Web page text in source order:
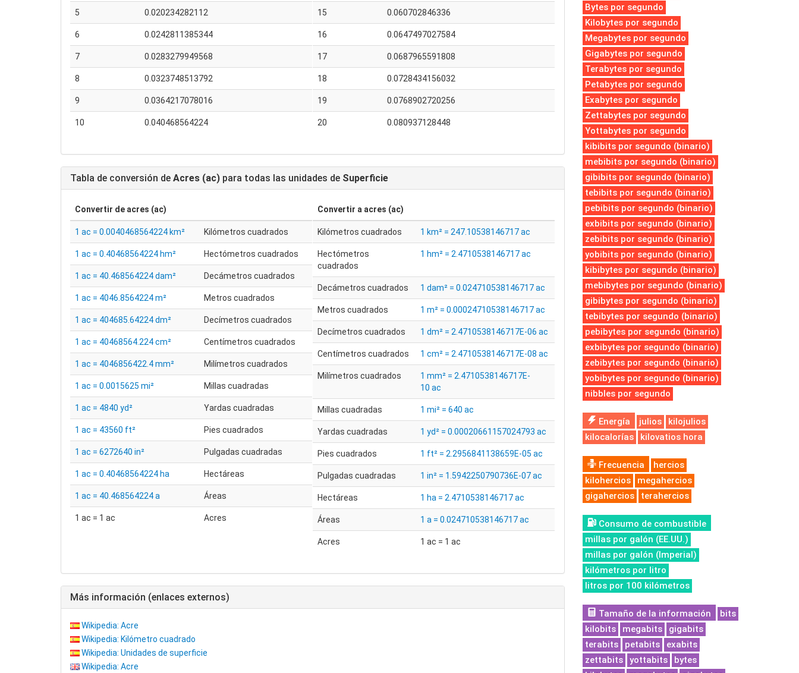
5 0.020234282112
6 0.0242811385344
7 0.0283279949568
8 0.0323748513792
9 0.0364217078016
10 0.040468564224
15 0.060702846336
16 0.0647497027584
17 0.0687965591808
18 0.0728434156032
19 0.0768902720256
20 0.080937128448
Tabla de conversión de Acres (ac) para todas las unidades de Superficie
Convertir de acres (ac)
1 ac = 0.0040468564224 km² Kilómetros cuadrados
1 ac = 0.40468564224 hm² Hectómetros cuadrados
1 ac = 40.468564224 dam² Decámetros cuadrados
1 ac = 4046.8564224 m² Metros cuadrados
1 ac = 404685.64224 dm² Decímetros cuadrados
1 ac = 40468564.224 cm² Centímetros cuadrados
1 ac = 4046856422.4 mm² Milímetros cuadrados
1 ac = 0.0015625 mi² Millas cuadradas
1 ac = 4840 yd² Yardas cuadradas
1 ac = 43560 ft² Pies cuadrados
1 ac = 6272640 in² Pulgadas cuadradas
1 ac = 0.40468564224 ha Hectáreas
1 ac = 40.468564224 a Áreas
1 ac = 1 ac Acres
Convertir a acres (ac)
Kilómetros cuadrados 1 km² = 247.10538146717 ac
Hectómetros
cuadrados
1 hm² = 2.4710538146717 ac
Decámetros cuadrados 1 dam² = 0.024710538146717 ac
Metros cuadrados 1 m² = 0.00024710538146717 ac
Decímetros cuadrados 1 dm² = 2.4710538146717E-06 ac
Centímetros cuadrados 1 cm² = 2.4710538146717E-08 ac
Milímetros cuadrados
1 mm² = 2.4710538146717E-
10 ac
Millas cuadradas 1 mi² = 640 ac
Yardas cuadradas 1 yd² = 0.00020661157024793 ac
Pies cuadrados 1 ft² = 2.2956841138659E-05 ac
Pulgadas cuadradas 1 in² = 1.5942250790736E-07 ac
Hectáreas 1 ha = 2.4710538146717 ac
Áreas 1 a = 0.024710538146717 ac
Acres 1 ac = 1 ac
Más información (enlaces externos)
Wikipedia: Acre
Wikipedia: Kilómetro cuadrado
Wikipedia: Unidades de superficie
Wikipedia: Acre
Bytes por segundo
Kilobytes por segundo
Megabytes por segundo
Gigabytes por segundo
Terabytes por segundo
Petabytes por segundo
Exabytes por segundo
Zettabytes por segundo
Yottabytes por segundo
kibibits por segundo (binario)
mebibits por segundo (binario)
gibibits por segundo (binario)
tebibits por segundo (binario)
pebibits por segundo (binario)
exbibits por segundo (binario)
zebibits por segundo (binario)
yobibits por segundo (binario)
kibibytes por segundo (binario)
mebibytes por segundo (binario)
gibibytes por segundo (binario)
tebibytes por segundo (binario)
pebibytes por segundo (binario)
exbibytes por segundo (binario)
zebibytes por segundo (binario)
yobibytes por segundo (binario)
nibbles por segundo
Energía julios
kilojulios
kilocalorías
kilovatios hora
Frecuencia
hercios
kilohercios
megahercios
gigahercios
terahercios
Consumo de combustible
millas por galón (EE.UU.)
millas por galón (Imperial)
kilómetros por litro
litros por 100 kilómetros
Tamaño de la información
bits
kilobits
megabits
gigabits
terabits
petabits
exabits
zettabits
yottabits
bytes